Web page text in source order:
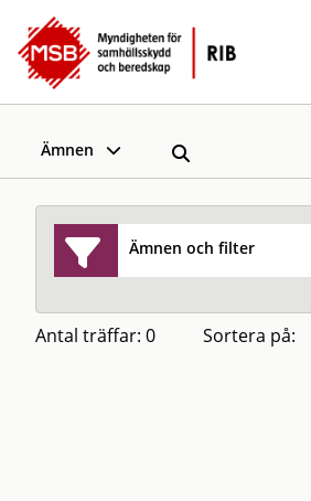
Ämnen
Ämnen och filter
Antal träffar: 0 Sortera på: